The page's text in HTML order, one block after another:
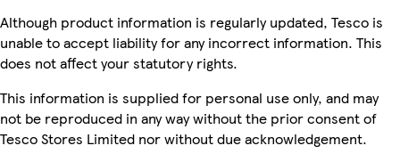
Although product information is regularly updated, Tesco is
unable to accept liability for any incorrect information. This
does not affect your statutory rights.
This information is supplied for personal use only, and may
not be reproduced in any way without the prior consent of
Tesco Stores Limited nor without due acknowledgement.